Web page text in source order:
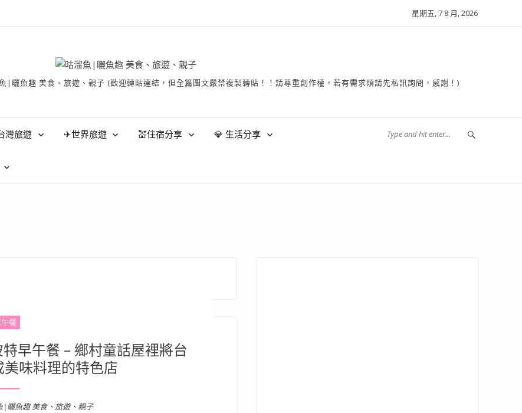
星期五, 7 8 月, 2026
魚趣 美食、旅遊、親子 (歡迎轉貼連結，但全篇圖文嚴禁複製轉貼！！請尊重創作權，若有需求煩請先私訊詢問，感謝！)
灣旅遊 ✈世界旅遊 💒住宿分享 💎 生活分享
餐
早午餐 – 鄉村童話屋裡將台
味料理的特色店
|曬魚趣 美食、旅遊、親子